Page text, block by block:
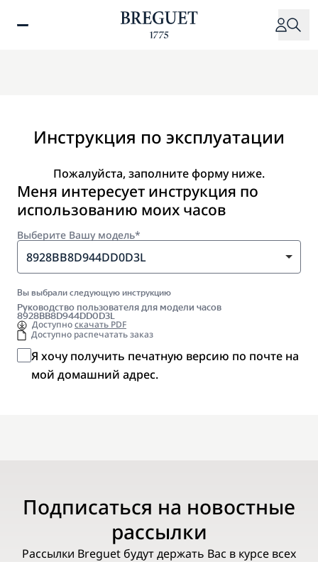
Инструкция по эксплуатации
Пожалуйста, заполните форму ниже.
Меня интересует инструкция по
использованию моих часов
Выберите Вашу модель*
8928BB8D944DD0D3L
Вы выбрали следующую инструкцию
Руководство пользователя для модели часов
8928BB8D944DD0D3L
Доступноскачать PDF
Доступно распечатать заказ
Я хочу получить печатную версию по почте на
мой домашний адрес.
Подписаться на новостные
рассылки
Рассылки Breguet будут держать Вас в курсе всех